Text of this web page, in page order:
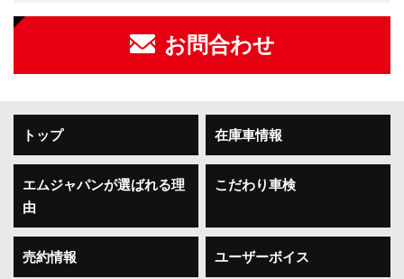
お問合わせ
トップ 在庫車情報
エムジャパンが選ばれる理
由
こだわり車検
売約情報 ユーザーボイス